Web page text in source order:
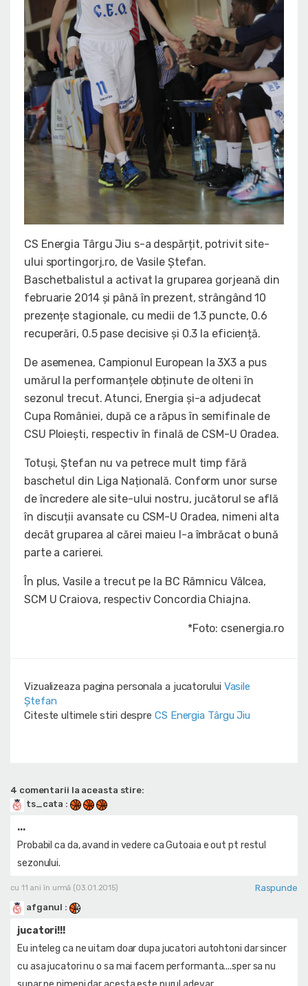
CS Energia Târgu Jiu s-a despărțit, potrivit site-
ului sportingorj.ro, de Vasile Ștefan.
Baschetbalistul a activat la gruparea gorjeană din
februarie 2014 și până în prezent, strângând 10
prezențe stagionale, cu medii de 1.3 puncte, 0.6
recuperări, 0.5 pase decisive și 0.3 la eficiență.
De asemenea, Campionul European la 3X3 a pus
umărul la performanțele obținute de olteni în
sezonul trecut. Atunci, Energia și-a adjudecat
Cupa României, după ce a răpus în semifinale de
CSU Ploiești, respectiv în finală de CSM-U Oradea.
Totuși, Ștefan nu va petrece mult timp fără
baschetul din Liga Națională. Conform unor surse
de încredere ale site-ului nostru, jucătorul se află
în discuții avansate cu CSM-U Oradea, nimeni alta
decât gruparea al cărei maieu l-a îmbrăcat o bună
parte a carierei.
În plus, Vasile a trecut pe la BC Râmnicu Vâlcea,
SCM U Craiova, respectiv Concordia Chiajna.
*Foto: csenergia.ro
Vizualizeaza pagina personala a jucatorului Vasile
Ștefan
Citeste ultimele stiri despre CS Energia Târgu Jiu
4 comentarii la aceasta stire:
ts_cata :
...
Probabil ca da, avand in vedere ca Gutoaia e out pt restul
sezonului.
cu 11 ani în urmă (03.01.2015)
Raspunde
afganul :
jucatori!!!
Eu inteleg ca ne uitam doar dupa jucatori autohtoni dar sincer
cu asa jucatori nu o sa mai facem performanta....sper sa nu